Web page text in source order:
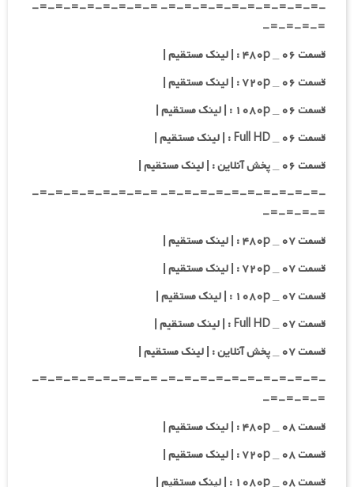
-=-=-=-=-=-=-=-=-=-=- =-=-=-=-=-=-=-=-
=-=-=-=-
قسمت ۰۶ _ ۴۸۰p : | لینک مستقیم |
قسمت ۰۶ _ ۷۲۰p : | لینک مستقیم |
قسمت ۰۶ _ ۱۰۸۰p : | لینک مستقیم |
قسمت ۰۶ _ Full HD : | لینک مستقیم |
قسمت ۰۶ _ پخش آنلاین : | لینک مستقیم |
-=-=-=-=-=-=-=-=-=-=- =-=-=-=-=-=-=-=-
=-=-=-=-
قسمت ۰۷ _ ۴۸۰p : | لینک مستقیم |
قسمت ۰۷ _ ۷۲۰p : | لینک مستقیم |
قسمت ۰۷ _ ۱۰۸۰p : | لینک مستقیم |
قسمت ۰۷ _ Full HD : | لینک مستقیم |
قسمت ۰۷ _ پخش آنلاین : | لینک مستقیم |
-=-=-=-=-=-=-=-=-=-=- =-=-=-=-=-=-=-=-
=-=-=-=-
قسمت ۰۸ _ ۴۸۰p : | لینک مستقیم |
قسمت ۰۸ _ ۷۲۰p : | لینک مستقیم |
قسمت ۰۸ _ ۱۰۸۰p : | لینک مستقیم |